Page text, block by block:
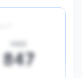
847